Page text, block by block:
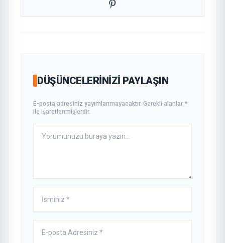
DÜŞÜNCELERINIZI PAYLAŞIN
E-posta adresiniz yayımlanmayacaktır. Gerekli alanlar *
ile işaretlenmişlerdir.